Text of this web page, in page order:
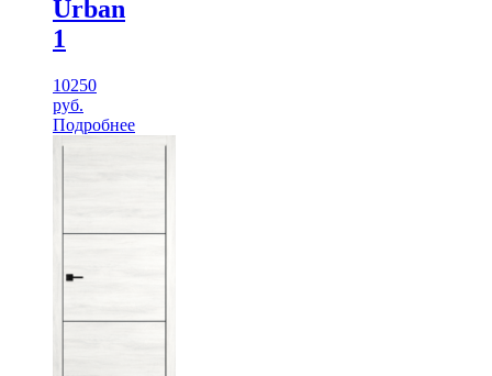
Urban
1
10250
руб.
Подробнее